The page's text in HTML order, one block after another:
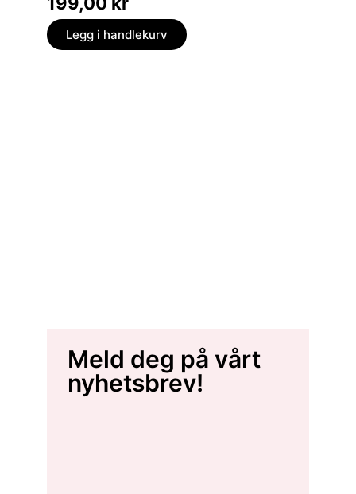
Legg i handlekurv
Meld deg på vårt
nyhetsbrev!